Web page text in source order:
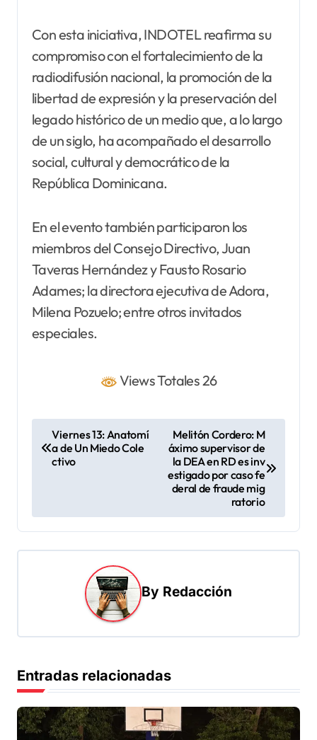
Con esta iniciativa, INDOTEL reafirma su
compromiso con el fortalecimiento de la
radiodifusión nacional, la promoción de la
libertad de expresión y la preservación del
legado histórico de un medio que, a lo largo
de un siglo, ha acompañado el desarrollo
social, cultural y democrático de la
República Dominicana.
En el evento también participaron los
miembros del Consejo Directivo, Juan
Taveras Hernández y Fausto Rosario
Adames; la directora ejecutiva de Adora,
Milena Pozuelo; entre otros invitados
especiales.
Views Totales 26
g
a
n
e
e
n
Viernes 13: Anatomí
a de Un Miedo Cole
ctivo
Melitón Cordero: M
áximo supervisor de
la DEA en RD es inv
estigado por caso fe
deral de fraude mig
ratorio
By Redacción
Entradas relacionadas